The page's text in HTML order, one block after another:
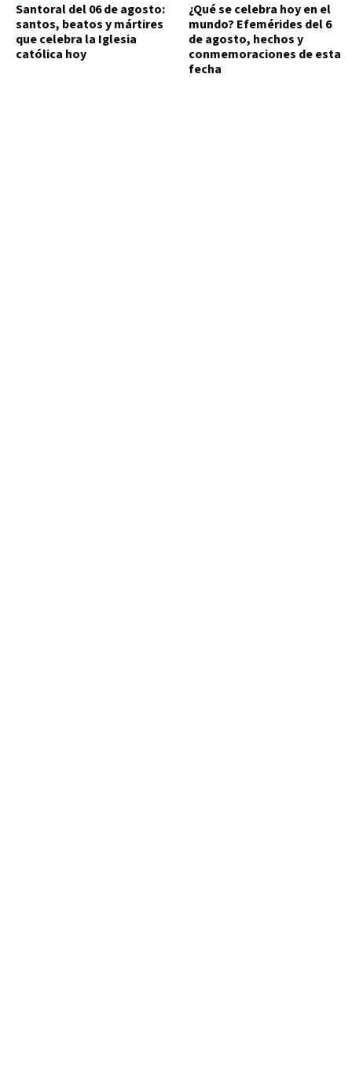
Santoral del 06 de agosto:
santos, beatos y mártires
que celebra la Iglesia
católica hoy
¿Qué se celebra hoy en el
mundo? Efemérides del 6
de agosto, hechos y
conmemoraciones de esta
fecha